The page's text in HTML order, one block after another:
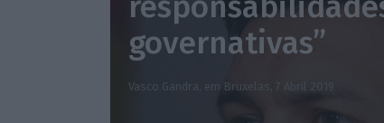
governativas”
Vasco Gandra, em Bruxelas,